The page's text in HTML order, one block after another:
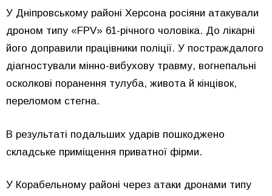
У Дніпровському районі Херсона росіяни атакували
дроном типу «FPV» 61-річного чоловіка. До лікарні
його доправили працівники поліції. У постраждалого
діагностували мінно-вибухову травму, вогнепальні
осколкові поранення тулуба, живота й кінцівок,
переломом стегна.
В результаті подальших ударів пошкоджено
складське приміщення приватної фірми.
У Корабельному районі через атаки дронами типу